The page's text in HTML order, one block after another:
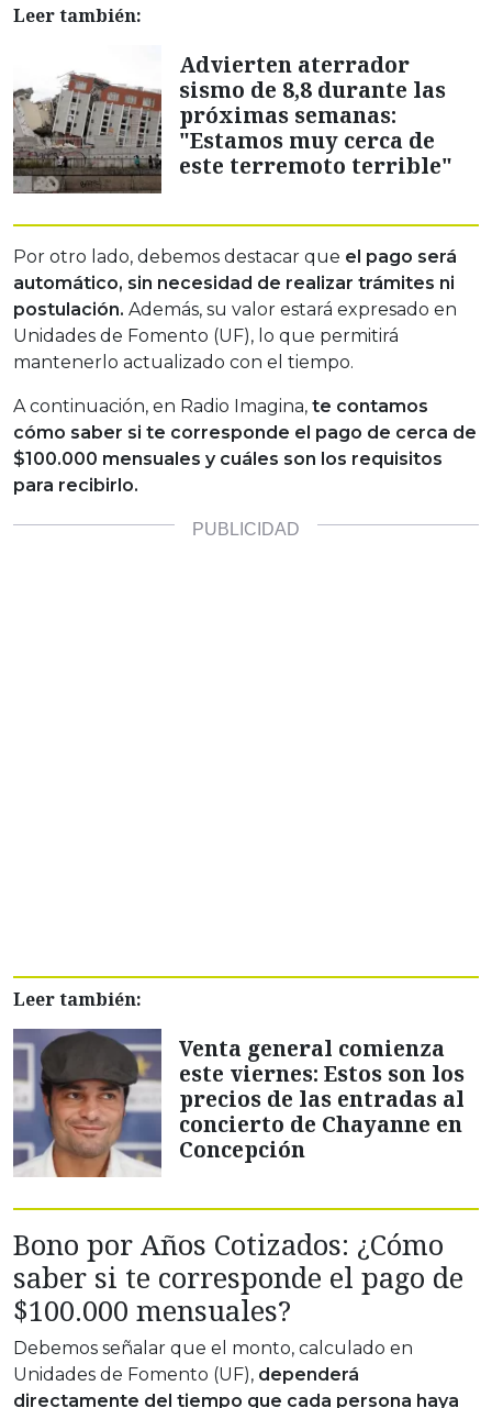
Leer también:
Advierten aterrador
sismo de 8,8 durante las
próximas semanas:
"Estamos muy cerca de
este terremoto terrible"
Por otro lado, debemos destacar que el pago será
automático, sin necesidad de realizar trámites ni
postulación. Además, su valor estará expresado en
Unidades de Fomento (UF), lo que permitirá
mantenerlo actualizado con el tiempo.
A continuación, en Radio Imagina, te contamos
cómo saber si te corresponde el pago de cerca de
$100.000 mensuales y cuáles son los requisitos
para recibirlo.
Leer también:
Venta general comienza
este viernes: Estos son los
precios de las entradas al
concierto de Chayanne en
Concepción
Bono por Años Cotizados: ¿Cómo
saber si te corresponde el pago de
$100.000 mensuales?
Debemos señalar que el monto, calculado en
Unidades de Fomento (UF), dependerá
directamente del tiempo que cada persona haya